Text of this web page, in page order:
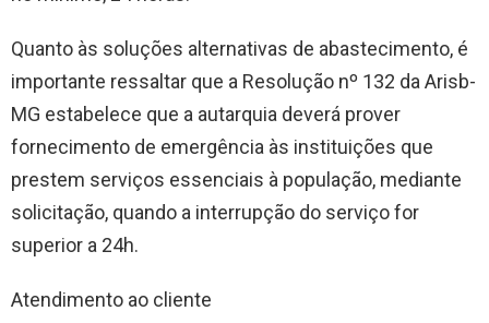
Quanto às soluções alternativas de abastecimento, é
importante ressaltar que a Resolução nº 132 da Arisb-
MG estabelece que a autarquia deverá prover
fornecimento de emergência às instituições que
prestem serviços essenciais à população, mediante
solicitação, quando a interrupção do serviço for
superior a 24h.
Atendimento ao cliente